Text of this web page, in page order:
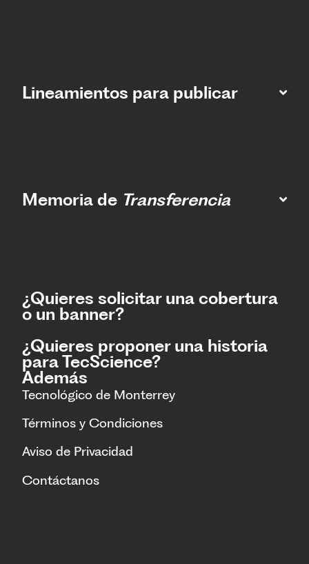
Lineamientos para publicar
Memoria de Transferencia
¿Quieres solicitar una cobertura
o un banner?
¿Quieres proponer una historia
para TecScience?
Además
Tecnológico de Monterrey
Términos y Condiciones
Aviso de Privacidad
Contáctanos